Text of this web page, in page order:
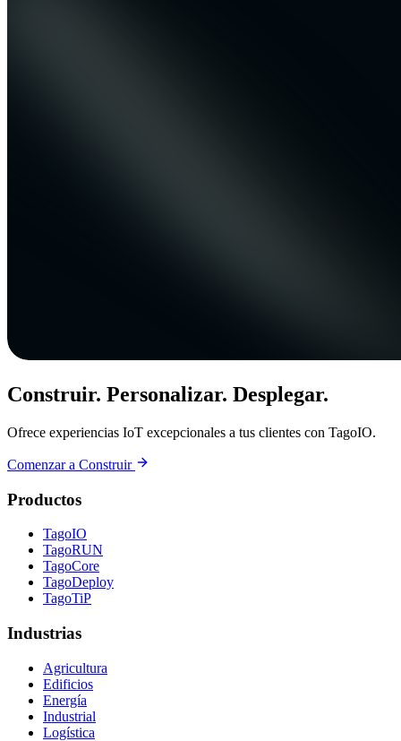
Construir. Personalizar. Desplegar.
Ofrece experiencias IoT excepcionales a tus clientes con TagoIO.
Comenzar a Construir
Productos
TagoIO
TagoRUN
TagoCore
TagoDeploy
TagoTiP
Industrias
Agricultura
Edificios
Energía
Industrial
Logística